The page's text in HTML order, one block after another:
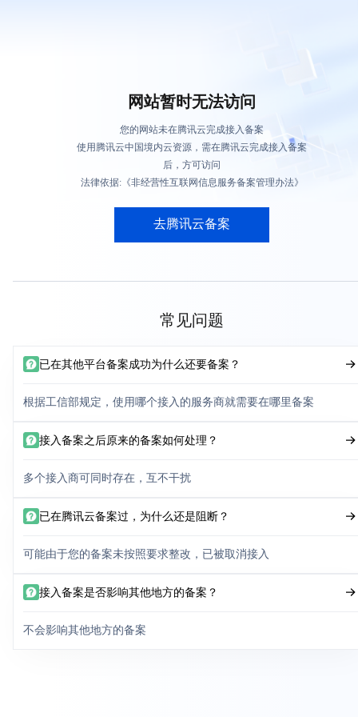
网站暂时无法访问
您的网站未在腾讯云完成接入备案
使用腾讯云中国境内云资源，需在腾讯云完成接入备案
后，方可访问
法律依据:《非经营性互联网信息服务备案管理办法》
去腾讯云备案
常见问题
已在其他平台备案成功为什么还要备案？
根据工信部规定，使用哪个接入的服务商就需要在哪里备案
接入备案之后原来的备案如何处理？
多个接入商可同时存在，互不干扰
已在腾讯云备案过，为什么还是阻断？
可能由于您的备案未按照要求整改，已被取消接入
接入备案是否影响其他地方的备案？
不会影响其他地方的备案